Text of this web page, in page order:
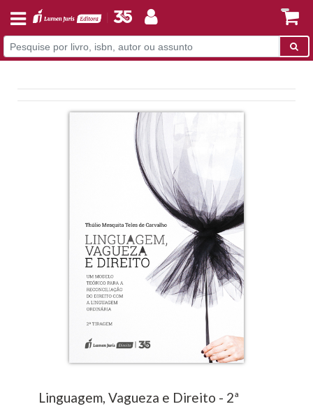
Linguagem, Vagueza e Direito - 2ª